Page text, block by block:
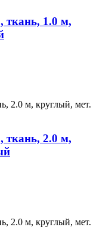
ткань, 1.0 м,
ткань, 2.0 м,